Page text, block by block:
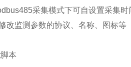
采集模式下可自设置采集时
监测参数的协议、名称、图标等
本